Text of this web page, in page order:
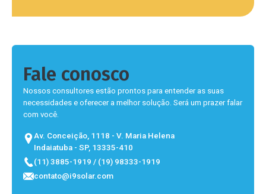
Fale conosco
Nossos consultores estão prontos para entender as suas
necessidades e oferecer a melhor solução. Será um prazer falar
com você.
Av. Conceição, 1118 - V. Maria Helena
Indaiatuba - SP, 13335-410
(11) 3885-1919 / (19) 98333-1919
contato@i9solar.com